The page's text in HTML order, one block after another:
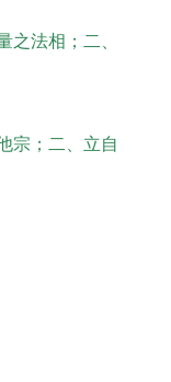
法相；二、
宗；二、立自